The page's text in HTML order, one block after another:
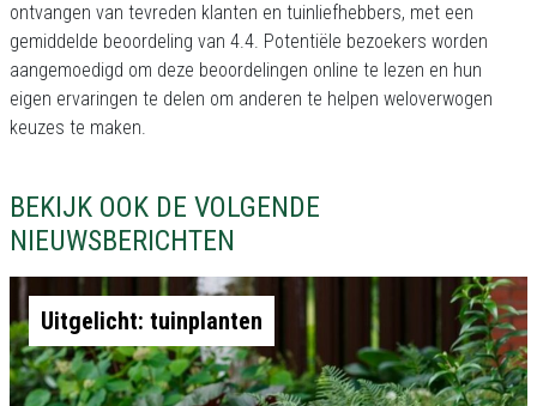
ontvangen van tevreden klanten en tuinliefhebbers, met een
gemiddelde beoordeling van 4.4. Potentiële bezoekers worden
aangemoedigd om deze beoordelingen online te lezen en hun
eigen ervaringen te delen om anderen te helpen weloverwogen
keuzes te maken.
BEKIJK OOK DE VOLGENDE
NIEUWSBERICHTEN
Uitgelicht: tuinplanten